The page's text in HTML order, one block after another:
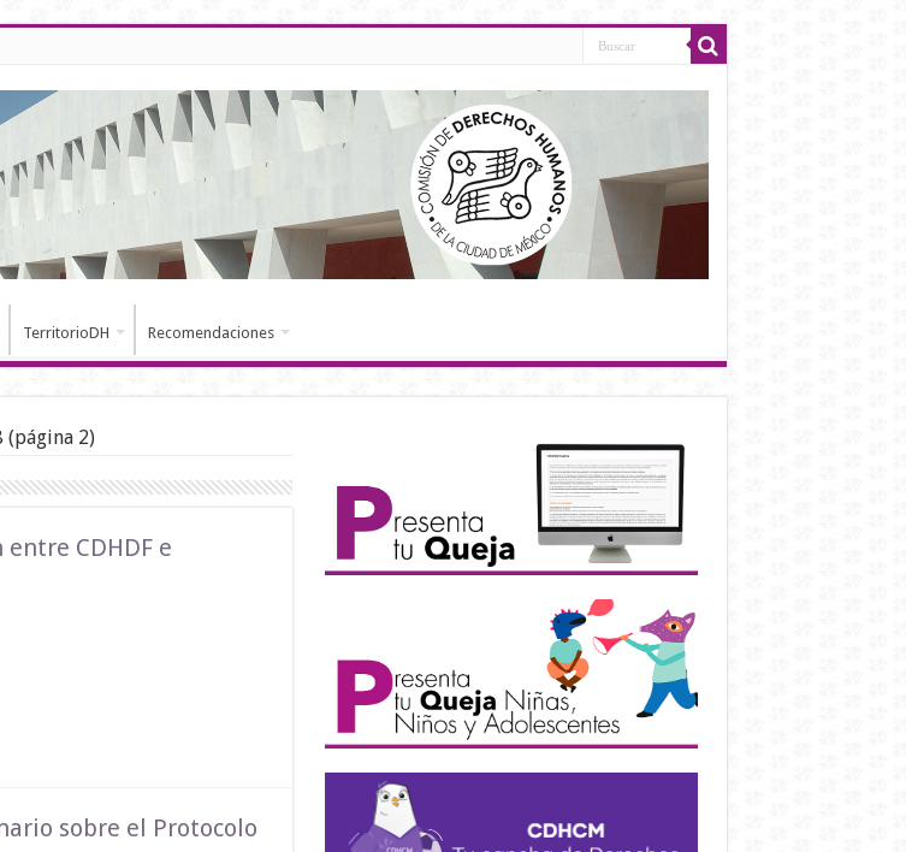
TerritorioDH Recomendaciones
(página 2)
CDHDF e
sobre el Protocolo